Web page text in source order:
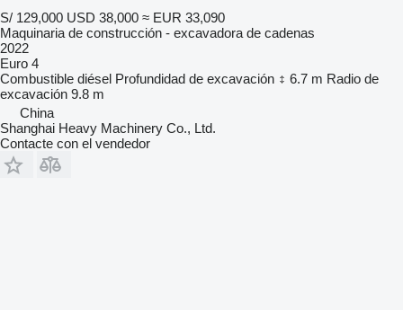
S/ 129,000 USD 38,000 ≈ EUR 33,090
Maquinaria de construcción - excavadora de cadenas
2022
Euro 4
Combustible diésel Profundidad de excavación 6.7 m Radio de
excavación 9.8 m
China
Shanghai Heavy Machinery Co., Ltd.
Contacte con el vendedor